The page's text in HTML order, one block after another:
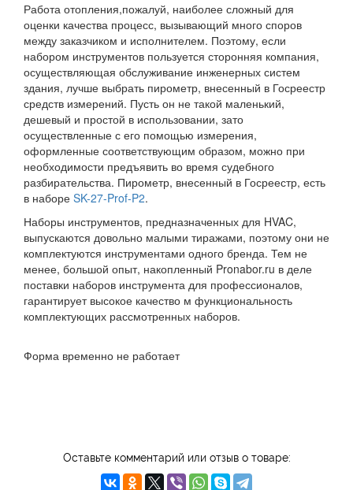
Работа отопления,пожалуй, наиболее сложный для
оценки качества процесс, вызывающий много споров
между заказчиком и исполнителем. Поэтому, если
набором инструментов пользуется сторонняя компания,
осуществляющая обслуживание инженерных систем
здания, лучше выбрать пирометр, внесенный в Госреестр
средств измерений. Пусть он не такой маленький,
дешевый и простой в использовании, зато
осуществленные с его помощью измерения,
оформленные соответствующим образом, можно при
необходимости предъявить во время судебного
разбирательства. Пирометр, внесенный в Госреестр, есть
в наборе SK-27-Prof-P2.
Наборы инструментов, предназначенных для HVAC,
выпускаются довольно малыми тиражами, поэтому они не
комплектуются инструментами одного бренда. Тем не
менее, большой опыт, накопленный Pronabor.ru в деле
поставки наборов инструмента для профессионалов,
гарантирует высокое качество м функциональность
комплектующих рассмотренных наборов.
Форма временно не работает
Оставьте комментарий или отзыв о товаре: